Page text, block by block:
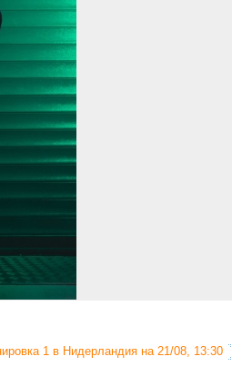
1 в Нидерландия на 21/08, 13:30